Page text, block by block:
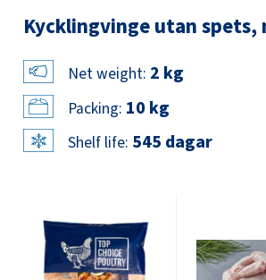
Kycklingvinge utan
Net weight: 2 kg
Packing: 10 kg
Shelf life: 545 dagar